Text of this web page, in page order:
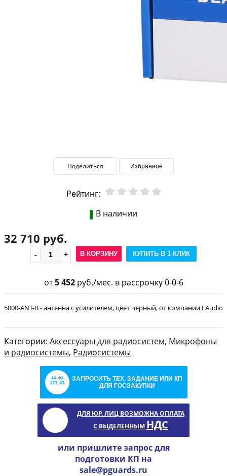
Поделиться Избранное
Рейтинг:
В наличии
32 710 руб.
В КОРЗИНУ КУПИТЬ В 1 КЛИК
от5 452руб./мес. в рассрочку 0-0-6
5000-ANT-B - антенна с усилителем, цвет черный, от компании LAudio
Категории: Аксессуары для радиосистем, Микрофоны
и радиосистемы, Радиосистемы
ЗАПРОСИТЬ ТЕХ. ЗАДАНИЕ ИЛИ КП
ДЛЯ ГОСЗАКУПКИ
ДЛЯ ЮР. ЛИЦ ВОЗМОЖНА ОПЛАТА
С ВЫДЕЛЕННЫМ НДС
или пришлите запрос для
подготовки КП на
sale@pguards.ru